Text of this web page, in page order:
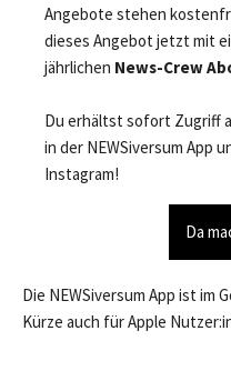
Angebote stehen
dieses Angebot jetzt mit
jährlichen News-Crew
Du erhältst sofort Zugriff
in der NEWSiversum App
Instagram!
Da
Die NEWSiversum App ist im
Kürze auch für Apple